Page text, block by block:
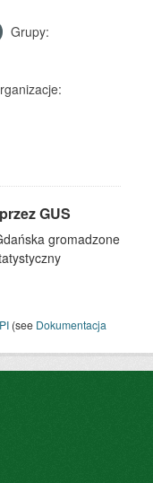
Grupy:
GUS
gromadzone
(see Dokumentacja